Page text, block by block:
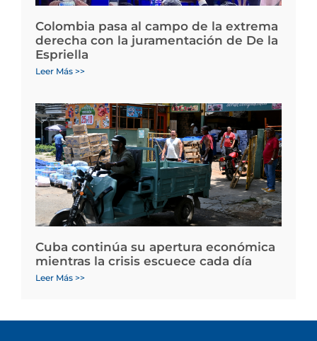
Colombia pasa al campo de la extrema
derecha con la juramentación de De la
Espriella
Leer Más >>
Cuba continúa su apertura económica
mientras la crisis escuece cada día
Leer Más >>